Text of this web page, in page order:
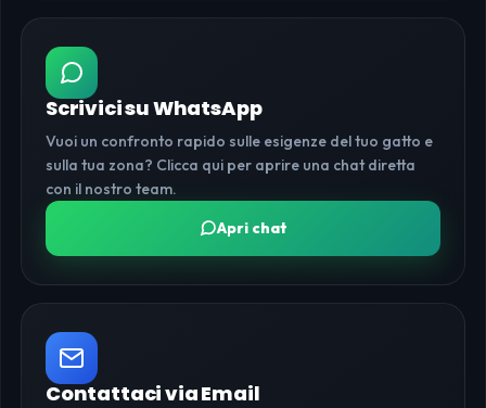
Scrivici su WhatsApp
Vuoi un confronto rapido sulle esigenze del tuo gatto e
sulla tua zona? Clicca qui per aprire una chat diretta
con il nostro team.
Apri chat
Contattaci via Email